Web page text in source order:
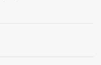
Flag", per provocare
da menti sane, potrebbe